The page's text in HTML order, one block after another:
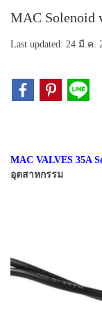
MAC Solenoid
Last updated: 24 มี.ค.
MAC VALVES 35A
อุตสาหกรรม